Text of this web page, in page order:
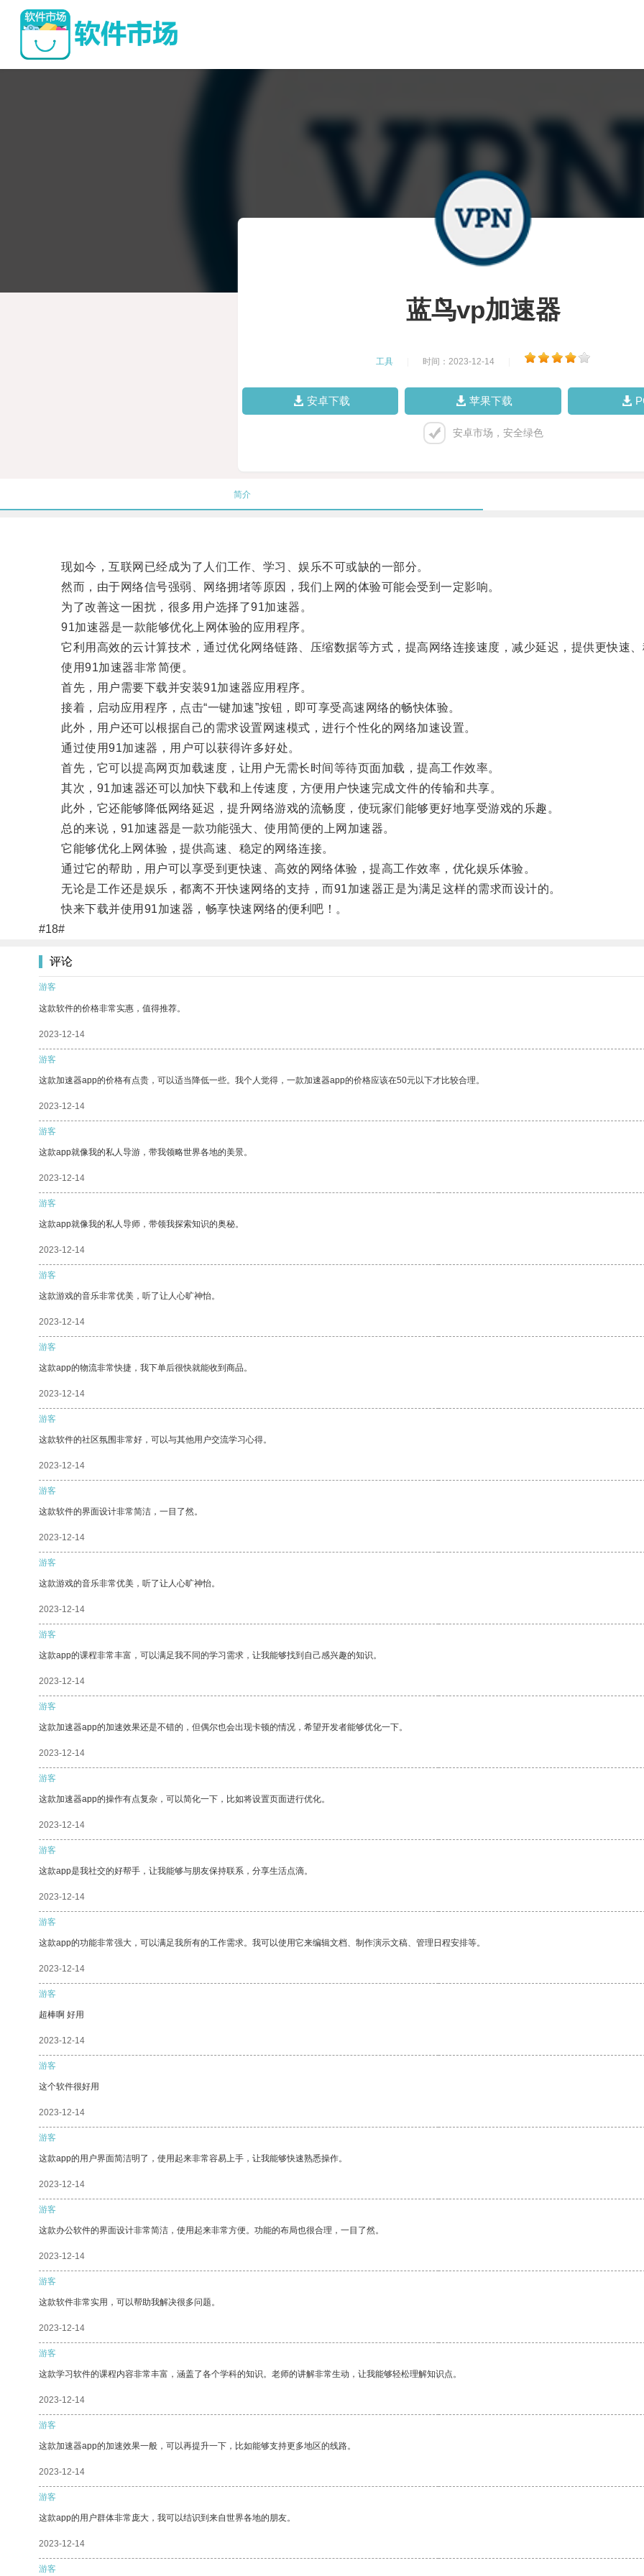
蓝鸟vp加速器
工具 时间：2023-12-14
安卓下载 苹果下载
安卓市场，安全绿色
简介
现如今，互联网已经成为了人们工作、学习、娱乐不可或缺的一部分。
然而，由于网络信号强弱、网络拥堵等原因，我们上网的体验可能会受到一定影响。
为了改善这一困扰，很多用户选择了91加速器。
91加速器是一款能够优化上网体验的应用程序。
它利用高效的云计算技术，通过优化网络链路、压缩数据等方式，提高网络连接速度，减少延迟，提供更快速、
使用91加速器非常简便。
首先，用户需要下载并安装91加速器应用程序。
接着，启动应用程序，点击“一键加速”按钮，即可享受高速网络的畅快体验。
此外，用户还可以根据自己的需求设置网速模式，进行个性化的网络加速设置。
通过使用91加速器，用户可以获得许多好处。
首先，它可以提高网页加载速度，让用户无需长时间等待页面加载，提高工作效率。
其次，91加速器还可以加快下载和上传速度，方便用户快速完成文件的传输和共享。
此外，它还能够降低网络延迟，提升网络游戏的流畅度，使玩家们能够更好地享受游戏的乐趣。
总的来说，91加速器是一款功能强大、使用简便的上网加速器。
它能够优化上网体验，提供高速、稳定的网络连接。
通过它的帮助，用户可以享受到更快速、高效的网络体验，提高工作效率，优化娱乐体验。
无论是工作还是娱乐，都离不开快速网络的支持，而91加速器正是为满足这样的需求而设计的。
快来下载并使用91加速器，畅享快速网络的便利吧！。
#18#
评论
游客
这款软件的价格非常实惠，值得推荐。
2023-12-14
游客
这款加速器app的价格有点贵，可以适当降低一些。我个人觉得，一款加速器app的价格应该在50元以下才比较合理。
2023-12-14
游客
这款app就像我的私人导游，带我领略世界各地的美景。
2023-12-14
游客
这款app就像我的私人导师，带领我探索知识的奥秘。
2023-12-14
游客
这款游戏的音乐非常优美，听了让人心旷神怡。
2023-12-14
游客
这款app的物流非常快捷，我下单后很快就能收到商品。
2023-12-14
游客
这款软件的社区氛围非常好，可以与其他用户交流学习心得。
2023-12-14
游客
这款软件的界面设计非常简洁，一目了然。
2023-12-14
游客
这款游戏的音乐非常优美，听了让人心旷神怡。
2023-12-14
游客
这款app的课程非常丰富，可以满足我不同的学习需求，让我能够找到自己感兴趣的知识。
2023-12-14
游客
这款加速器app的加速效果还是不错的，但偶尔也会出现卡顿的情况，希望开发者能够优化一下。
2023-12-14
游客
这款加速器app的操作有点复杂，可以简化一下，比如将设置页面进行优化。
2023-12-14
游客
这款app是我社交的好帮手，让我能够与朋友保持联系，分享生活点滴。
2023-12-14
游客
这款app的功能非常强大，可以满足我所有的工作需求。我可以使用它来编辑文档、制作演示文稿、管理日程安排等。
2023-12-14
游客
超棒啊 好用
2023-12-14
游客
这个软件很好用
2023-12-14
游客
这款app的用户界面简洁明了，使用起来非常容易上手，让我能够快速熟悉操作。
2023-12-14
游客
这款办公软件的界面设计非常简洁，使用起来非常方便。功能的布局也很合理，一目了然。
2023-12-14
游客
这款软件非常实用，可以帮助我解决很多问题。
2023-12-14
游客
这款学习软件的课程内容非常丰富，涵盖了各个学科的知识。老师的讲解非常生动，让我能够轻松理解知识点。
2023-12-14
游客
这款加速器app的加速效果一般，可以再提升一下，比如能够支持更多地区的线路。
2023-12-14
游客
这款app的用户群体非常庞大，我可以结识到来自世界各地的朋友。
2023-12-14
游客